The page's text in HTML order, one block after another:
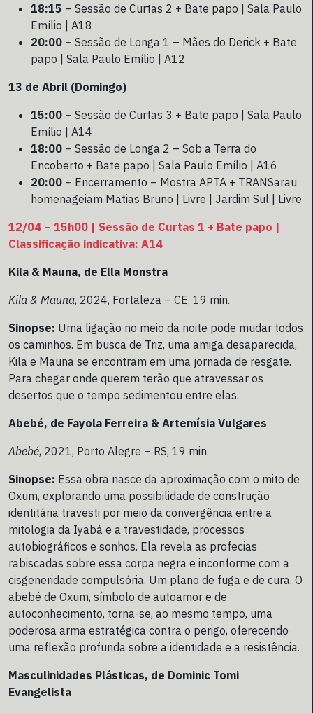
18:15 – Sessão de Curtas 2 + Bate papo | Sala Paulo
Emílio | A18
20:00 – Sessão de Longa 1 – Mães do Derick + Bate
papo | Sala Paulo Emílio | A12
13 de Abril (Domingo)
15:00 – Sessão de Curtas 3 + Bate papo | Sala Paulo
Emílio | A14
18:00 – Sessão de Longa 2 – Sob a Terra do
Encoberto + Bate papo | Sala Paulo Emílio | A16
20:00 – Encerramento – Mostra APTA + TRANSarau
homenageiam Matias Bruno | Livre | Jardim Sul | Livre
12/04 – 15h00 | Sessão de Curtas 1 + Bate papo |
Classificação indicativa: A14
Kila & Mauna, de Ella Monstra
Kila & Mauna, 2024, Fortaleza – CE, 19 min.
Sinopse: Uma ligação no meio da noite pode mudar todos
os caminhos. Em busca de Triz, uma amiga desaparecida,
Kila e Mauna se encontram em uma jornada de resgate.
Para chegar onde querem terão que atravessar os
desertos que o tempo sedimentou entre elas.
Abebé, de Fayola Ferreira & Artemísia Vulgares
Abebé, 2021, Porto Alegre – RS, 19 min.
Sinopse: Essa obra nasce da aproximação com o mito de
Oxum, explorando uma possibilidade de construção
identitária travesti por meio da convergência entre a
mitologia da Iyabá e a travestidade, processos
autobiográficos e sonhos. Ela revela as profecias
rabiscadas sobre essa corpa negra e inconforme com a
cisgeneridade compulsória. Um plano de fuga e de cura. O
abebé de Oxum, símbolo de autoamor e de
autoconhecimento, torna-se, ao mesmo tempo, uma
poderosa arma estratégica contra o perigo, oferecendo
uma reflexão profunda sobre a identidade e a resistência.
Masculinidades Plásticas, de Dominic Tomi
Evangelista